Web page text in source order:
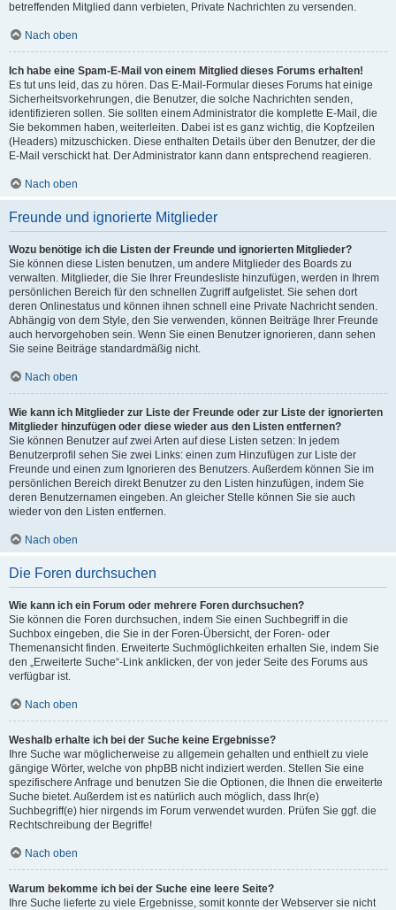
betreffenden Mitglied dann verbieten, Private Nachrichten zu versenden.
Nach oben
Ich habe eine Spam-E-Mail von einem Mitglied dieses Forums erhalten!
Es tut uns leid, das zu hören. Das E-Mail-Formular dieses Forums hat einige
Sicherheitsvorkehrungen, die Benutzer, die solche Nachrichten senden,
identifizieren sollen. Sie sollten einem Administrator die komplette E-Mail, die
Sie bekommen haben, weiterleiten. Dabei ist es ganz wichtig, die Kopfzeilen
(Headers) mitzuschicken. Diese enthalten Details über den Benutzer, der die
E-Mail verschickt hat. Der Administrator kann dann entsprechend reagieren.
Nach oben
Freunde und ignorierte Mitglieder
Wozu benötige ich die Listen der Freunde und ignorierten Mitglieder?
Sie können diese Listen benutzen, um andere Mitglieder des Boards zu
verwalten. Mitglieder, die Sie Ihrer Freundesliste hinzufügen, werden in Ihrem
persönlichen Bereich für den schnellen Zugriff aufgelistet. Sie sehen dort
deren Onlinestatus und können ihnen schnell eine Private Nachricht senden.
Abhängig von dem Style, den Sie verwenden, können Beiträge Ihrer Freunde
auch hervorgehoben sein. Wenn Sie einen Benutzer ignorieren, dann sehen
Sie seine Beiträge standardmäßig nicht.
Nach oben
Wie kann ich Mitglieder zur Liste der Freunde oder zur Liste der ignorierten
Mitglieder hinzufügen oder diese wieder aus den Listen entfernen?
Sie können Benutzer auf zwei Arten auf diese Listen setzen: In jedem
Benutzerprofil sehen Sie zwei Links: einen zum Hinzufügen zur Liste der
Freunde und einen zum Ignorieren des Benutzers. Außerdem können Sie im
persönlichen Bereich direkt Benutzer zu den Listen hinzufügen, indem Sie
deren Benutzernamen eingeben. An gleicher Stelle können Sie sie auch
wieder von den Listen entfernen.
Nach oben
Die Foren durchsuchen
Wie kann ich ein Forum oder mehrere Foren durchsuchen?
Sie können die Foren durchsuchen, indem Sie einen Suchbegriff in die
Suchbox eingeben, die Sie in der Foren-Übersicht, der Foren- oder
Themenansicht finden. Erweiterte Suchmöglichkeiten erhalten Sie, indem Sie
den „Erweiterte Suche“-Link anklicken, der von jeder Seite des Forums aus
verfügbar ist.
Nach oben
Weshalb erhalte ich bei der Suche keine Ergebnisse?
Ihre Suche war möglicherweise zu allgemein gehalten und enthielt zu viele
gängige Wörter, welche von phpBB nicht indiziert werden. Stellen Sie eine
spezifischere Anfrage und benutzen Sie die Optionen, die Ihnen die erweiterte
Suche bietet. Außerdem ist es natürlich auch möglich, dass Ihr(e)
Suchbegriff(e) hier nirgends im Forum verwendet wurden. Prüfen Sie ggf. die
Rechtschreibung der Begriffe!
Nach oben
Warum bekomme ich bei der Suche eine leere Seite?
Ihre Suche lieferte zu viele Ergebnisse, somit konnte der Webserver sie nicht